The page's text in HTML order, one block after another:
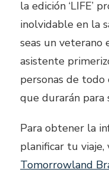
la edición ‘LIFE’
inolvidable en la
seas un veterano
asistente
personas de
que durarán para
Para obtener la
planificar tu viaje,
Tomorrowland